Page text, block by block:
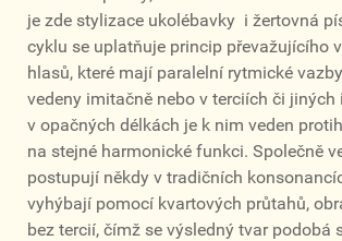
je zde stylizace ukolébavky i žertovná
cyklu se uplatňuje princip převažujícího
hlasů, které mají paralelní rytmické
vedeny imitačně nebo v terciích či jiných
v opačných délkách je k nim veden
na stejné harmonické funkci. Společně
postupují někdy v tradičních
vyhýbají pomocí kvartových průtahů,
bez tercií, čímž se výsledný tvar podobá